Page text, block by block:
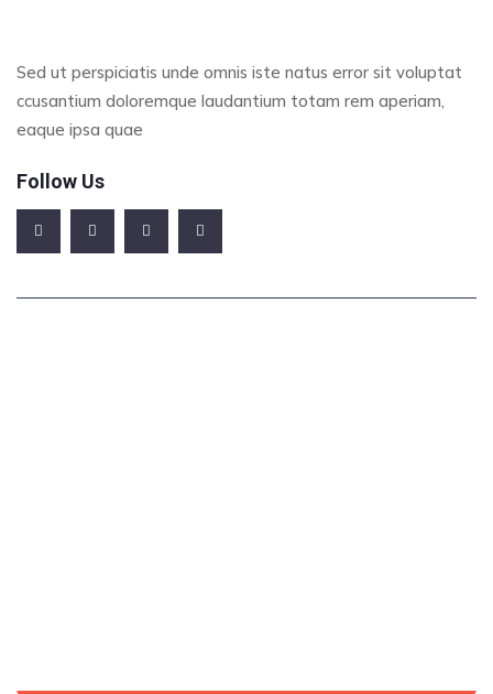
Sed ut perspiciatis unde omnis iste natus error sit voluptat
ccusantium doloremque laudantium totam rem aperiam,
eaque ipsa quae
Follow Us